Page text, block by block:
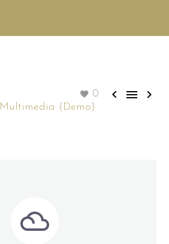
0   
Multimedia (Demo)

